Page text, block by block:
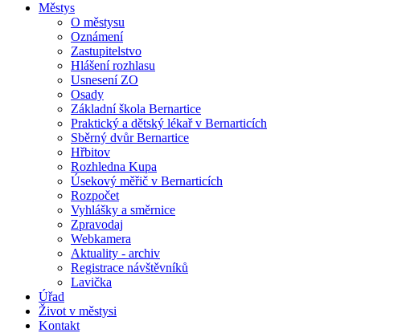
Městys
O městysu
Oznámení
Zastupitelstvo
Hlášení rozhlasu
Usnesení ZO
Osady
Základní škola Bernartice
Praktický a dětský lékař v Bernarticích
Sběrný dvůr Bernartice
Hřbitov
Rozhledna Kupa
Úsekový měřič v Bernarticích
Rozpočet
Vyhlášky a směrnice
Zpravodaj
Webkamera
Aktuality - archiv
Registrace návštěvníků
Lavička
Úřad
Život v městysi
Kontakt